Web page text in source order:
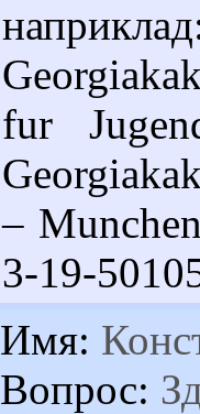
fur
–
3-19-
Имя:
Вопрос: